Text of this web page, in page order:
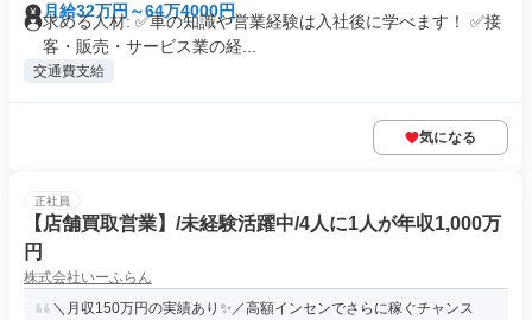
月給32万円～64万4000円
求める人材: ✅車の知識や営業経験は入社後に学べます！ ✅接
客・販売・サービス業の経...
交通費支給
気になる
正社員
【店舗買取営業】/未経験活躍中/4人に1人が年収1,000万
円
株式会社いーふらん
＼月収150万円の実績あり✨／高額インセンでさらに稼ぐチャンス